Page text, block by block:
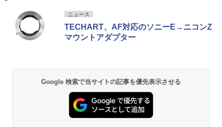
ニュース
TECHART、AF対応のソニーE→ニコンZ
マウントアダプター
Google 検索で当サイトの記事を優先表示させる